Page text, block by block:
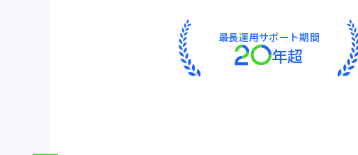
最長運用サポート期間
年超